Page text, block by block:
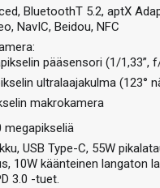
BluetoothT 5.2, aptX
NavIC, Beidou, NFC
pääsensori (1/1,33”,
ultralaajakulma (123°
makrokamera
megapikseliä
USB Type-C, 55W
10W käänteinen langaton
3.0 -tuet.